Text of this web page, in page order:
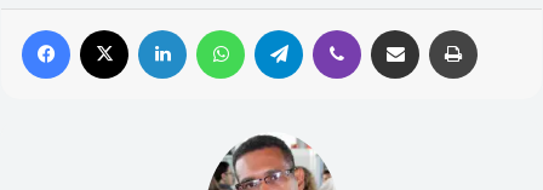
Facebook Linkedin WhatsAppTelegram Viber Compartilhar via e-mail